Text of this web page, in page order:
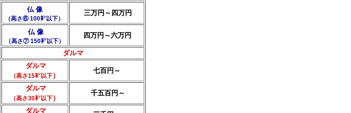
仏 像
（高さ⑥ 100㌢以下）
三万円～四万円
仏 像
（高さ⑦ 150㌢以下）
四万円～六万円
ダルマ
ダルマ
（高さ15㌢以下）
七百円～
ダルマ
（高さ30㌢以下）
千五百円～
ダルマ